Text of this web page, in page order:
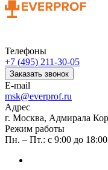
Телефоны
+7 (495) 211-30-05
Заказать звонок
E-mail
msk@everprof.ru
Адрес
г. Москва, Адмирала
Режим работы
Пн. – Пт.: с 9:00 до 18:00